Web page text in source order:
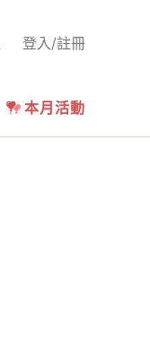
登入/註冊
本月活動